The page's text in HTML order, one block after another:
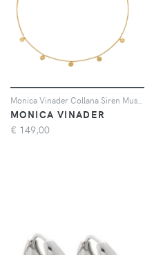
MONICA VINADER
€ 149,00